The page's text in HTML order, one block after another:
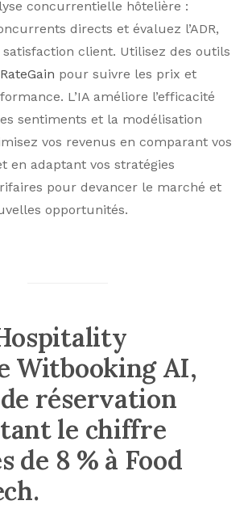
concurrentielle hôtelière :
directs et évaluez l’ADR,
satisfaction client. Utilisez des outils
RateGain pour suivre les prix et
L’IA améliore l’efficacité
sentiments et la modélisation
vos revenus en comparant vos
en adaptant vos stratégies
pour devancer le marché et
opportunités.
Witbooking AI,
réservation
le chiffre
de 8 % à Food